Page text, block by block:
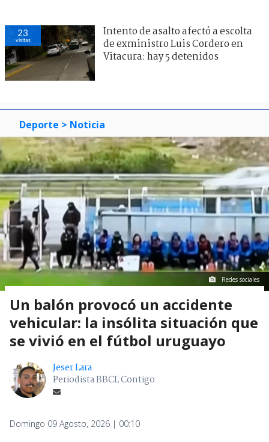
23
visitas
Intento de asalto afectó a escolta
de exministro Luis Cordero en
Vitacura: hay 5 detenidos
Deporte > Noticia
Redes sociales
Un balón provocó un accidente
vehicular: la insólita situación que
se vivió en el fútbol uruguayo
Jeser Lara
Periodista BBCL Contigo
Domingo 09 Agosto, 2026 | 00:10